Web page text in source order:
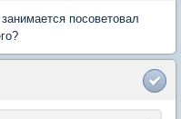
посоветовал